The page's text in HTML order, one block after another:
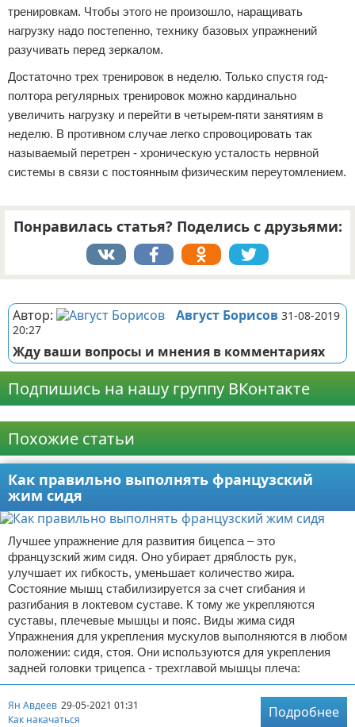
тренировкам. Чтобы этого не произошло, наращивать
нагрузку надо постепенно, технику базовых упражнений
разучивать перед зеркалом.
Достаточно трех тренировок в неделю. Только спустя год-
полтора регулярных тренировок можно кардинально
увеличить нагрузку и перейти в четырем-пяти занятиям в
неделю. В противном случае легко спровоцировать так
называемый перетрен - хроническую усталость нервной
системы в связи с постоянным физическим переутомлением.
Понравилась статья? Поделись с друзьями:
Автор: Август Борисов 31-08-2019
20:27
Жду ваши вопросы и мнения в комментариях
Подпишись на нашу группу ВКонтакте
Похожие статьи
Как правильно выполнять французский
жим сидя
Лучшее упражнение для развития бицепса – это
французский жим сидя. Оно убирает дряблость рук,
улучшает их гибкость, уменьшает количество жира.
Состояние мышц стабилизируется за счет сгибания и
разгибания в локтевом суставе. К тому же укрепляются
суставы, плечевые мышцы и пояс. Виды жима сидя
Упражнения для укрепления мускулов выполняются в любом
положении: сидя, стоя. Они используются для укрепления
задней головки трицепса - трехглавой мышцы плеча:
Ян Авдеев 29-05-2021 01:31
Как накачаться
Подробнее